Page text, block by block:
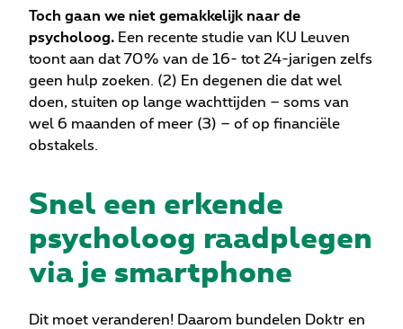
Toch gaan we niet gemakkelijk naar de
psycholoog. Een recente studie van KU Leuven
toont aan dat 70% van de 16- tot 24-jarigen zelfs
geen hulp zoeken. (2) En degenen die dat wel
doen, stuiten op lange wachttijden – soms van
wel 6 maanden of meer (3) – of op financiële
obstakels.
Snel een erkende
psycholoog raadplegen
via je smartphone
Dit moet veranderen! Daarom bundelen Doktr en